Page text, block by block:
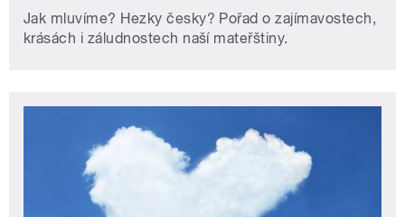
Jak mluvíme? Hezky česky? Pořad o zajímavostech,
krásách i záludnostech naší mateřštiny.